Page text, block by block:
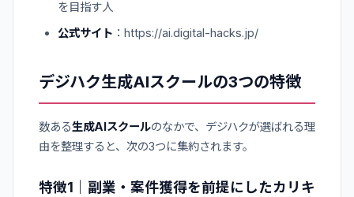
を目指す人
公式サイト ：https://ai.digital-hacks.jp/
デジハク生成AIスクールの3つの特徴
数ある生成AIスクールのなかで、デジハクが選ばれる理
由を整理すると、次の3つに集約されます。
特徴1｜副業・案件獲得を前提にしたカリキ